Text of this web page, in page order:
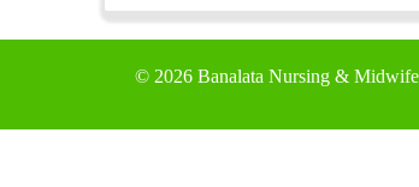
© 2026 Banalata Nursing &